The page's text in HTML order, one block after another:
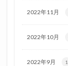
2022年11月
2022年10月
2022年9月 1